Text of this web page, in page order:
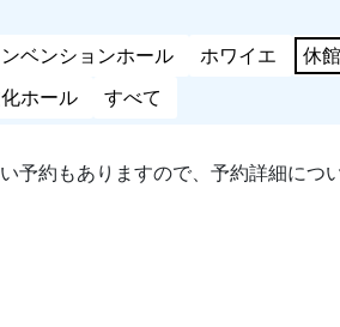
ベンションホール ホワイエ 休館
ホール すべて
予約もありますので、予約詳細につ